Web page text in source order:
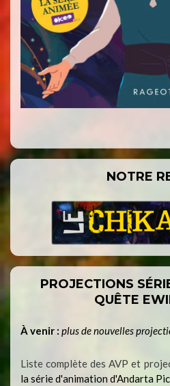
NOTRE
PROJECTIONS
QUÊTE
À venir : plus de nouvelles
Liste complète des AVP et
la série d'animation d'Andarta